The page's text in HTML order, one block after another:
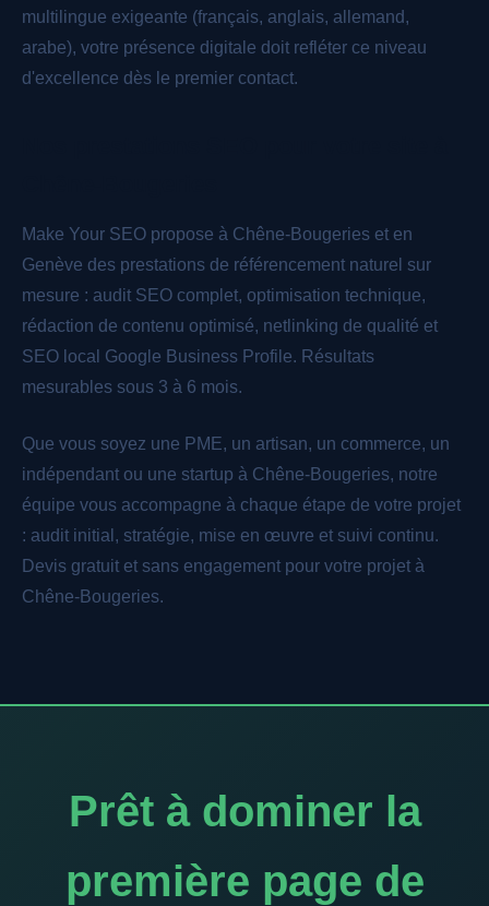
multilingue exigeante (français, anglais, allemand,
arabe), votre présence digitale doit refléter ce niveau
d'excellence dès le premier contact.
Make Your SEO propose à Chêne-Bougeries et en
Genève des prestations de référencement naturel sur
mesure : audit SEO complet, optimisation technique,
rédaction de contenu optimisé, netlinking de qualité et
SEO local Google Business Profile. Résultats
mesurables sous 3 à 6 mois.
Que vous soyez une PME, un artisan, un commerce, un
indépendant ou une startup à Chêne-Bougeries, notre
équipe vous accompagne à chaque étape de votre projet
: audit initial, stratégie, mise en œuvre et suivi continu.
Devis gratuit et sans engagement pour votre projet à
Chêne-Bougeries.
Prêt à dominer la
première page de